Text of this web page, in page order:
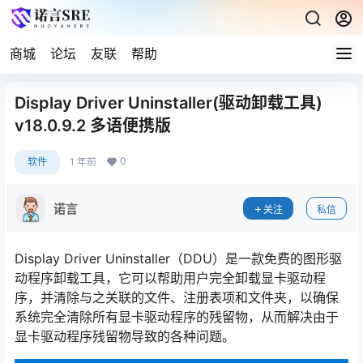
商城 论坛 友联 帮助
Display Driver Uninstaller(驱动卸载工具)
v18.0.9.2 多语便携版
软件 1 年前 0
诺言 关注 私信
Display Driver Uninstaller（DDU）是一款免费的图形驱
动程序卸载工具，它可以帮助用户完全卸载显卡驱动程
序，并清除与之关联的文件、注册表项和文件夹，以确保
系统完全清除所有显卡驱动程序的残留物，从而解决由于
显卡驱动程序残留物导致的各种问题。